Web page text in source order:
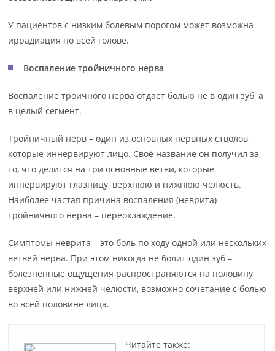
У пациентов с низким болевым порогом может возможна
иррадиация по всей голове.
Воспаление тройничного нерва
Воспаление троичного нерва отдает болью не в один зуб, а
в целый сегмент.
Тройничный нерв – один из основных нервных стволов,
которые иннервируют лицо. Своё название он получил за
то, что делится на три основные ветви, которые
иннервируют глазницу, верхнюю и нижнюю челюсть.
Наиболее частая причина воспаления (неврита)
тройничного нерва – переохлаждение.
Симптомы неврита – это боль по ходу одной или нескольких
ветвей нерва. При этом никогда не болит один зуб –
болезненные ощущения распространяются на половину
верхней или нижней челюсти, возможно сочетание с болью
во всей половине лица.
Читайте также: